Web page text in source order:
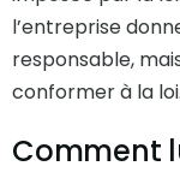
l’entreprise
responsable,
conformer à la loi.
Comment